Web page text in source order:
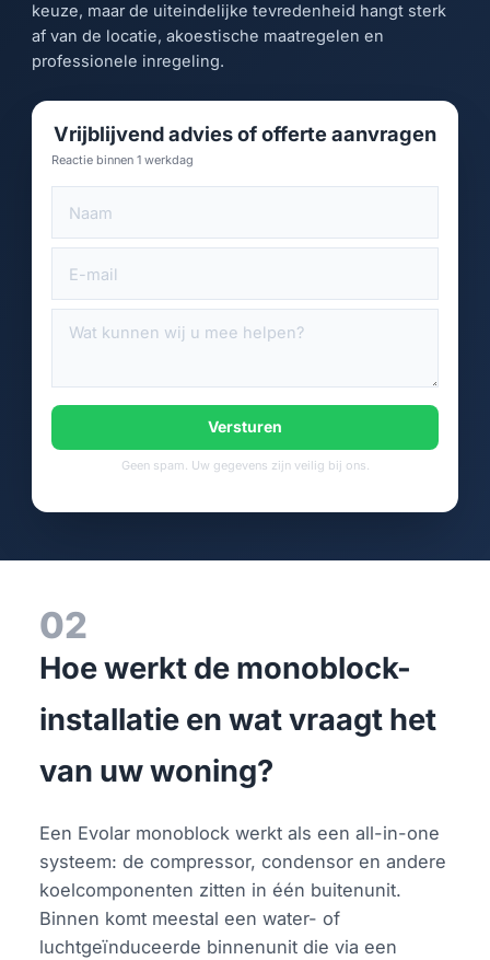
keuze, maar de uiteindelijke tevredenheid hangt sterk
af van de locatie, akoestische maatregelen en
professionele inregeling.
Vrijblijvend advies of offerte aanvragen
Reactie binnen 1 werkdag
Versturen
Geen spam. Uw gegevens zijn veilig bij ons.
02
Hoe werkt de monoblock-
installatie en wat vraagt het
van uw woning?
Een Evolar monoblock werkt als een all-in-one
systeem: de compressor, condensor en andere
koelcomponenten zitten in één buitenunit.
Binnen komt meestal een water- of
luchtgeïnduceerde binnenunit die via een